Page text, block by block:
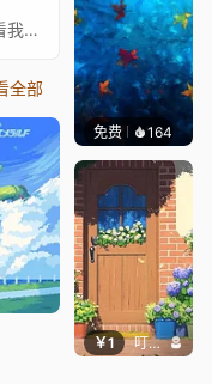
4K和移动版可在我的ko-fi上获取。查看我所有的壁纸合集请访问我的ko-fi：https://ko-fi.com/itzah 4K版本允许您在社交媒体上使用，如YouTube开场动画/lo-fi视频、Twitch开场动画等…… https://twitter.com/1TZAH https://www.instagram.com/1tzah/ 谢谢！！:)
全部
免费 164Max
￥1 叮叮当当